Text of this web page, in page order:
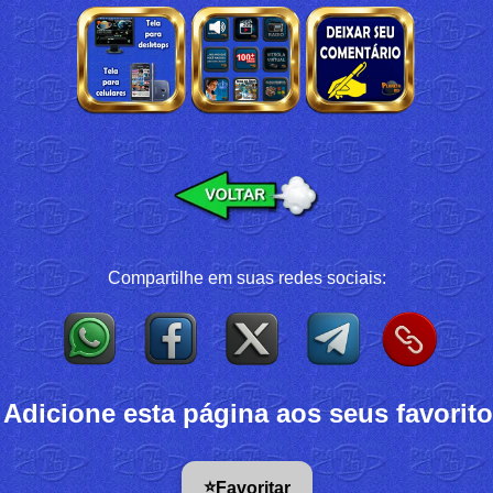
Compartilhe em suas redes sociais:
Adicione esta página aos seus
⭐Favoritar